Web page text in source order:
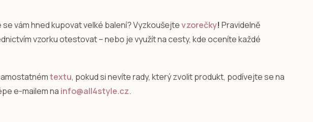
vám hned kupovat velké balení? Vyzkoušejtevzorečky! Pravidelně
vzorku otestovat – nebo je využít na cesty, kde oceníte každé
textu, pokud si nevíte rady, který zvolit produkt, podívejte se na
e-mailem na info@all4style.cz.